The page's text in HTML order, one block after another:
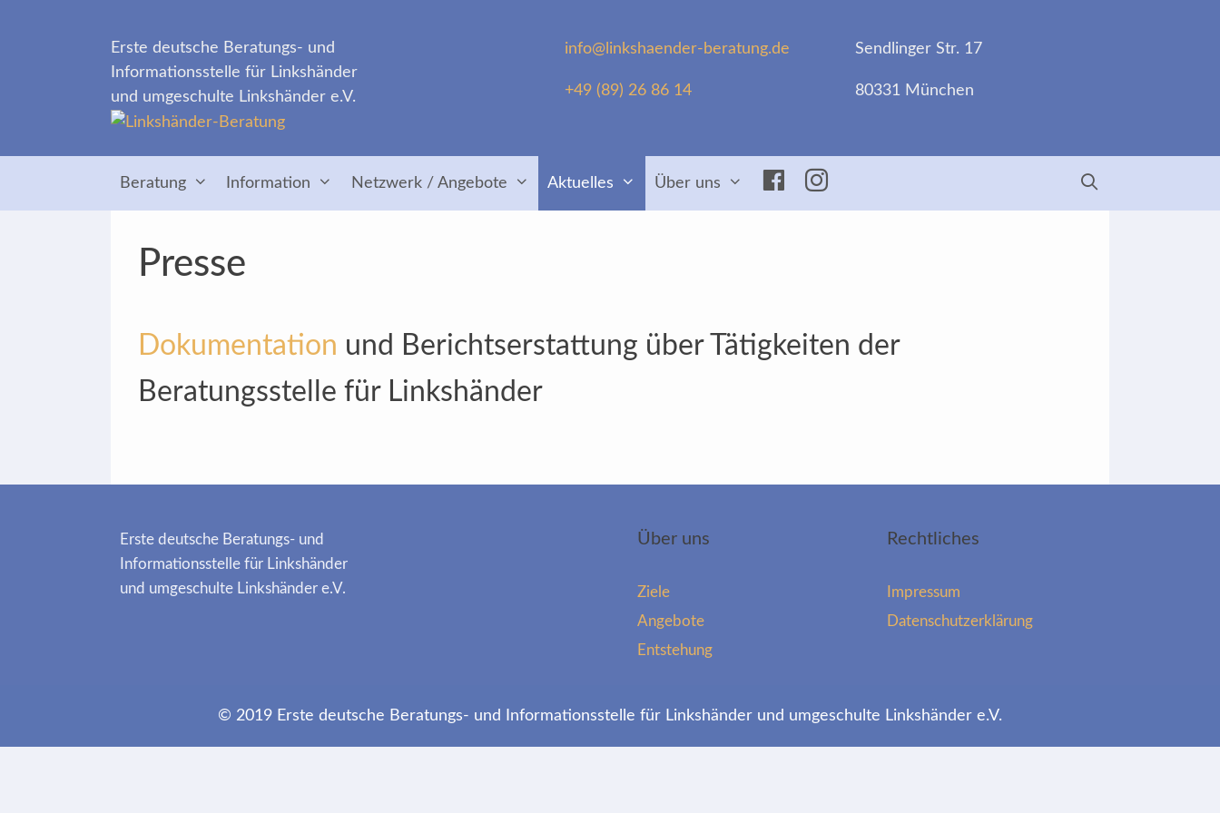
info@linkshaender-beratung.de
+49 (89) 26 86 14
Sendlinger Str. 17
80331 München
Erste deutsche Beratungs- und
Informationsstelle für Linkshänder
und umgeschulte Linkshänder e.V.
Beratung Information Netzwerk / Angebote Aktuelles Über uns Facebook
Insta
Presse
Dokumentation und Berichtserstattung über Tätigkeiten der
Beratungsstelle für Linkshänder
Erste deutsche Beratungs- und
Informationsstelle für Linkshänder
und umgeschulte Linkshänder e.V.
Über uns
Ziele
Angebote
Entstehung
Rechtliches
Impressum
Datenschutzerklärung
© 2019 Erste deutsche Beratungs- und Informationsstelle für Linkshänder und umgeschulte Linkshänder e.V.